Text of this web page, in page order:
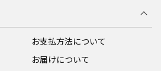
お支払方法について
お届けについて